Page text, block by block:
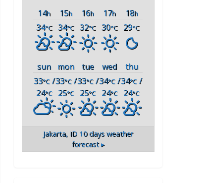
14h 15h 16h 17h 18h
34°C 34°C 32°C 30°C 29°C
sun mon tue wed
thu
33°C/
24°C
33°C/
25°C
33°C/
25°C
34°C/
24°C
34°C /
24°C
Jakarta, ID 10 days weather
forecast ▸